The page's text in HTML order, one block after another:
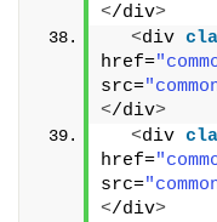
</div>
<div
href=
src=
</div>
<div
href=
src=
</div>